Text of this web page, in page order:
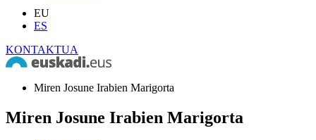
EU
ES
KONTAKTUA
Miren Josune Irabien Marigorta
Miren Josune Irabien Marigorta